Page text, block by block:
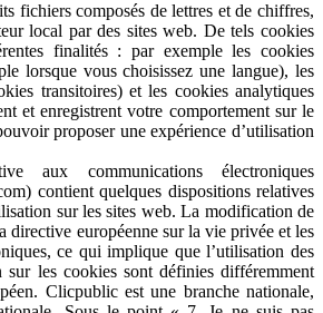
fichiers composés de lettres et de chiffres,
local par des sites web. De tels cookies
finalités : par exemple les cookies
lorsque vous choisissez une langue), les
transitoires) et les cookies analytiques
et enregistrent votre comportement sur le
proposer une expérience d’utilisation
aux communications électroniques
contient quelques dispositions relatives
sur les sites web. La modification de
directive européenne sur la vie privée et les
ce qui implique que l’utilisation des
sur les cookies sont définies différemment
Clicpublic est une branche nationale,